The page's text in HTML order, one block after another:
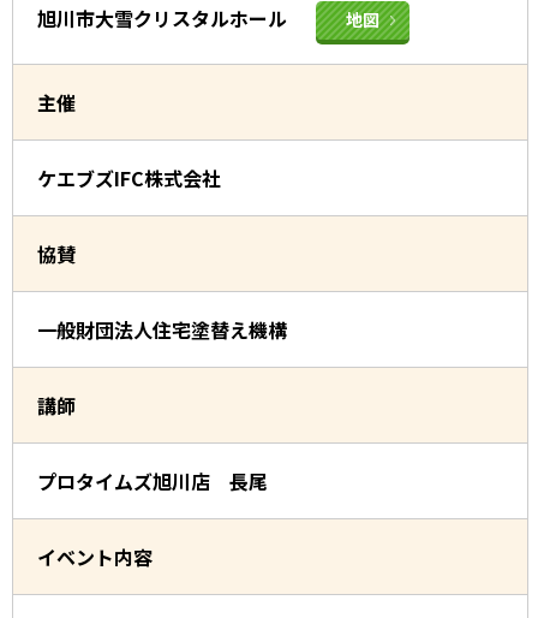
旭川市大雪クリスタルホール 地図
主催
ケエブズIFC株式会社
協賛
一般財団法人住宅塗替え機構
講師
プロタイムズ旭川店 長尾
イベント内容